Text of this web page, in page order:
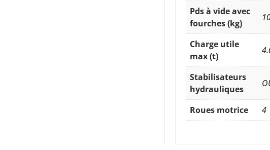
Pds à vide avec
fourches (kg)
Charge utile
max (t)
Stabilisateurs
hydrauliques
Roues motrice 4